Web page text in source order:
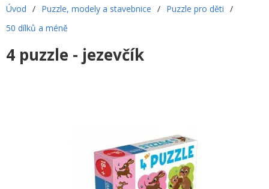
Úvod / Puzzle, modely a stavebnice / Puzzle pro děti /
50 dílků a méně
4 puzzle - jezevčík